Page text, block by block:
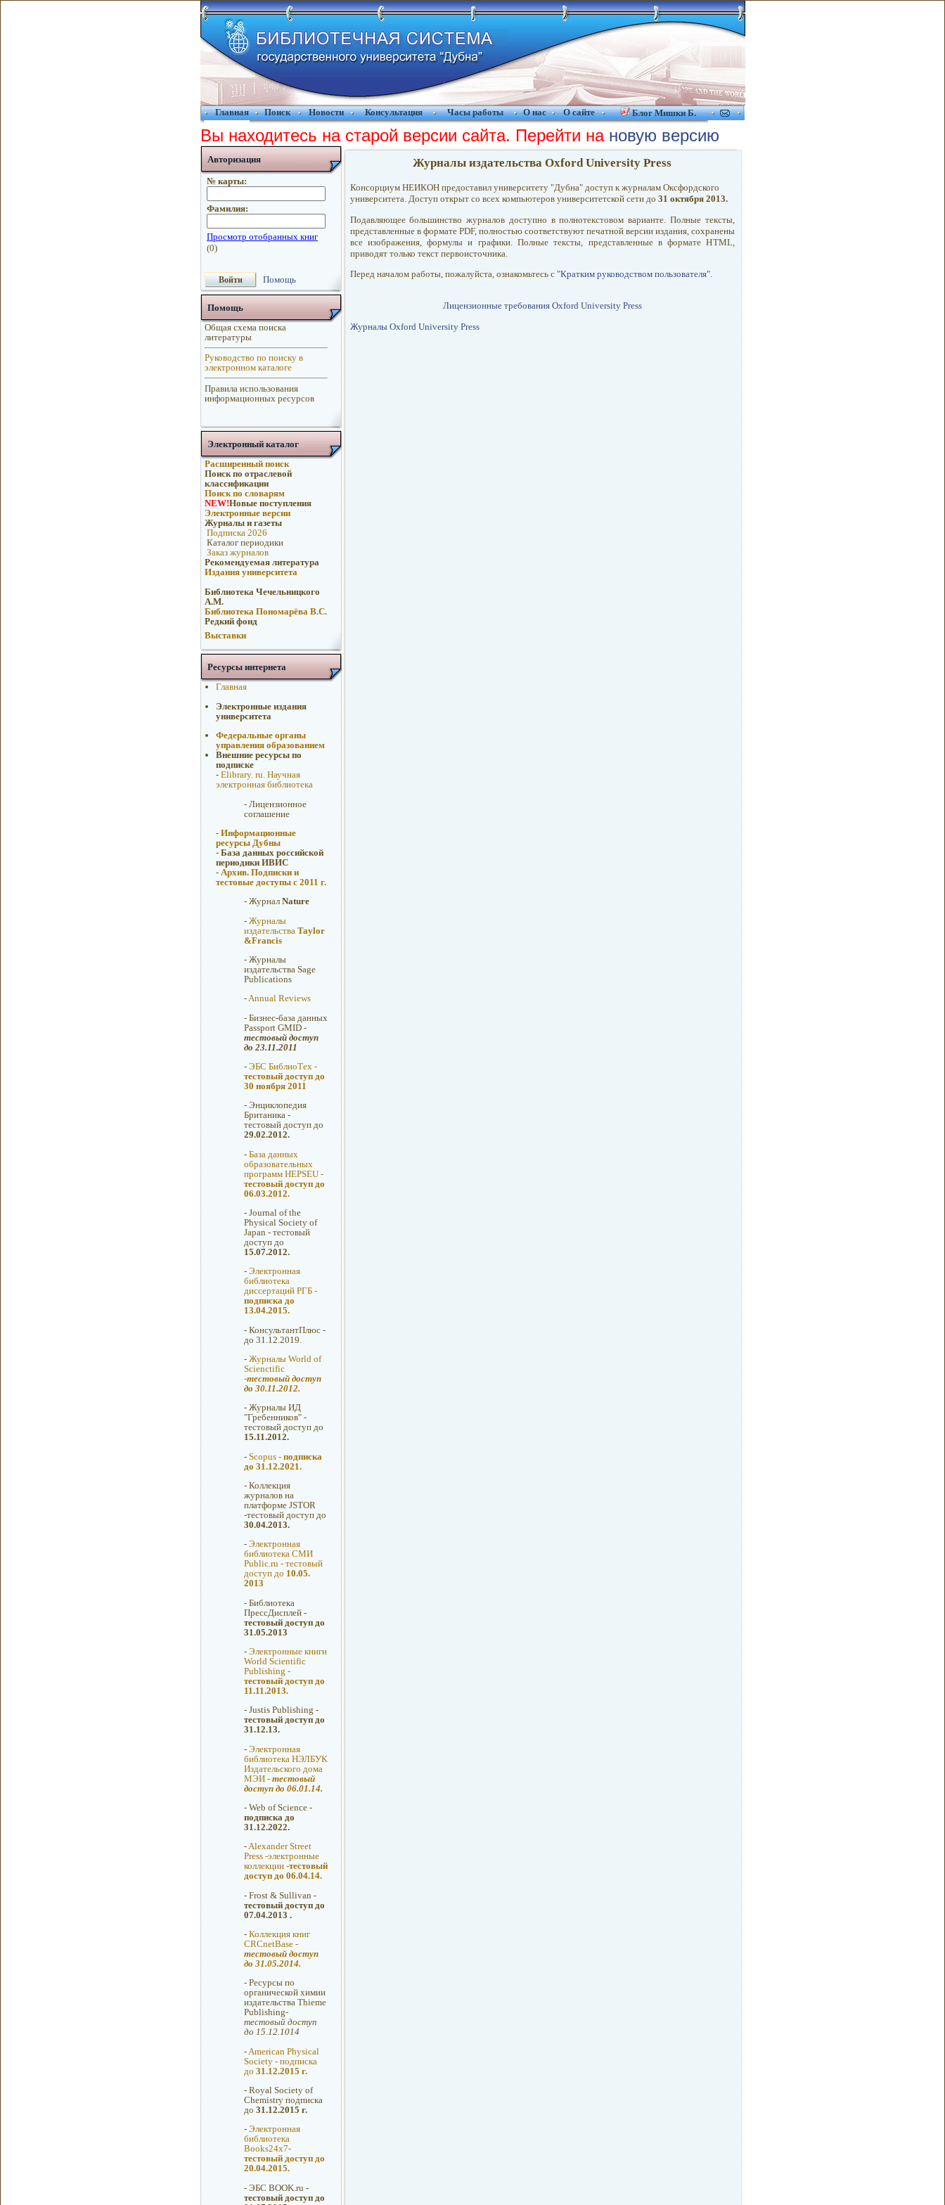
Главная Поиск Новости Консультация Часы работы О нас О сайте Блог Мишки Б.
Вы находитесь на старой версии сайта. Перейти на новую версию
Авторизация
№ карты:
Фамилия:
Помощь
Помощь
Общая схема поиска
литературы
Руководство по поиску в
электронном каталоге
Правила использования
информационных ресурсов
Электронный каталог
Расширенный поиск
Поиск по отраслевой
классификации
Поиск по словарям
NEW!Новые поступления
Электронные версии
Журналы и газеты
Подписка 2026
Каталог периодики
Заказ журналов
Рекомендуемая литература
Издания университета
Библиотека Чечельницкого
А.М.
Библиотека Пономарёва В.С.
Редкий фонд
Выставки
Ресурсы интернета
Главная
Электронные издания
университета
Федеральные органы
управления образованием
Внешние ресурсы по
подписке
- Elibrary. ru. Научная
электронная библиотека
- Лицензионное
соглашение
- Информационные
ресурсы Дубны
- База данных российской
периодики ИВИС
- Архив. Подписки и
тестовые доступы с 2011 г.
- Журнал Nature
- Журналы
издательства Taylor
&Francis
- Журналы
издательства Sage
Publications
-Annual Reviews
- Бизнес-база данных
Passport GMID -
тестовый доступ
до 23.11.2011
- ЭБС БиблиоТех -
тестовый доступ до
30 ноября 2011
- Энциклопедия
Британика -
тестовый доступ до
29.02.2012.
- База данных
образовательных
программ HEPSEU -
тестовый доступ до
06.03.2012.
- Journal of the
Physical Society of
Japan - тестовый
доступ до
15.07.2012.
- Электронная
библиотека
диссертаций РГБ -
подписка до
13.04.2015.
- КонсультантПлюс -
до 31.12.2019.
- Журналы World of
Scienctific
-тестовый доступ
до 30.11.2012.
- Журналы ИД
"Гребенников" -
тестовый доступ до
15.11.2012.
- Scopus - подписка
до 31.12.2021.
- Коллекция
журналов на
платформе JSTOR
-тестовый доступ до
30.04.2013.
- Электронная
библиотека СМИ
Public.ru - тестовый
доступ до 10.05.
2013
- Библиотека
ПрессДисплей -
тестовый доступ до
31.05.2013
- Электронные книги
World Scientific
Publishing -
тестовый доступ до
11.11.2013.
- Justis Publishing -
тестовый доступ до
31.12.13.
- Электронная
библиотека НЭЛБУК
Издательского дома
МЭИ - тестовый
доступ до 06.01.14.
- Web of Science -
подписка до
31.12.2022.
-Alexander Street
Press -электронные
коллекции -тестовый
доступ до 06.04.14.
- Frost & Sullivan -
тестовый доступ до
07.04.2013 .
- Коллекция книг
CRCnetBase -
тестовый доступ
до 31.05.2014.
- Ресурсы по
органической химии
издательства Thieme
Publishing-
тестовый доступ
до 15.12.1014
- American Physical
Society - подписка
до 31.12.2015 г.
- Royal Society of
Chemistry подписка
до 31.12.2015 г.
- Электронная
библиотека
Books24x7-
тестовый доступ до
20.04.2015.
- ЭБС BOOK.ru -
тестовый доступ до
Журналы издательства Oxford University Press
Консорциум НЕИКОН предоставил университету "Дубна" доступ к журналам Оксфордского
университета. Доступ открыт со всех компьютеров университетской сети до 31 октября 2013.
Подавляющее большинство журналов доступно в полнотекстовом варианте. Полные тексты,
представленные в формате PDF, полностью соответствуют печатной версии издания, сохранены
все изображения, формулы и графики. Полные тексты, представленные в формате HTML,
приводят только текст первоисточника.
Перед началом работы, пожалуйста, ознакомьтесь с "Кратким руководством пользователя".
Лицензионные требования Oxford University Press
Журналы Oxford University Press